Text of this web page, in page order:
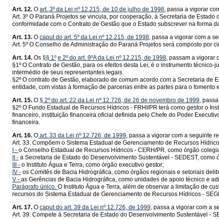
Art. 12. O art. 3º da Lei nº 12.215, de 10 de julho de 1998, passa a vigorar
Art. 3º O Paraná Projetos se vincula, por cooperação, à Secretaria de
conformidade com o Contrato de Gestão que o Estado subscrever na forma
Art. 13. O caput do art. 5º da Lei nº 12.215, de 1998, passa a vigorar com a
Art. 5º O Conselho de Administração do Paraná Projetos será composto
Art. 14. Os §§ 1º e 2º do art. 9ºA da Lei nº 12.215, de 1998, passam a vigorar
§1º O Contrato de Gestão, para os efeitos desta Lei, é o instrumento
intermédio de seus representantes legais.
§2º O contrato de Gestão, elaborado de comum acordo com a Secretaria
entidade, com vistas à formação de parcerias entre as partes para o
Art. 15. O § 2º do art. 22 da Lei nº 12.726, de 26 de novembro de 1999,
§2º O Fundo Estadual de Recursos Hídricos - FRHI/PR terá como gestor o
financeiro, instituição financeira oficial definida pelo Chefe do Poder
financeira.
Art. 16. O art. 33 da Lei nº 12.726, de 1999, passa a vigorar com a seguinte
Art. 33. Compõem o Sistema Estadual de Gerenciamento de Recursos
I - o Conselho Estadual de Recursos Hídricos - CERH/PR, como órgão
II - a Secretaria de Estado do Desenvolvimento Sustentável - SEDEST, como
III - o Instituto Água e Terra, como órgão executivo gestor;
IV - os Comitês de Bacia Hidrográfica, como órgãos regionais e setoriais
V - as Gerências de Bacia Hidrográfica, como unidades de apoio técnico e
Parágrafo único. O Instituto Água e Terra, além de observar a limitação de
recursos do Sistema Estadual de Gerenciamento de Recursos Hídricos -
Art. 17. O caput do art. 39 da Lei nº 12.726, de 1999, passa a vigorar com a
Art. 39. Compete à Secretaria de Estado do Desenvolvimento Sustentável -